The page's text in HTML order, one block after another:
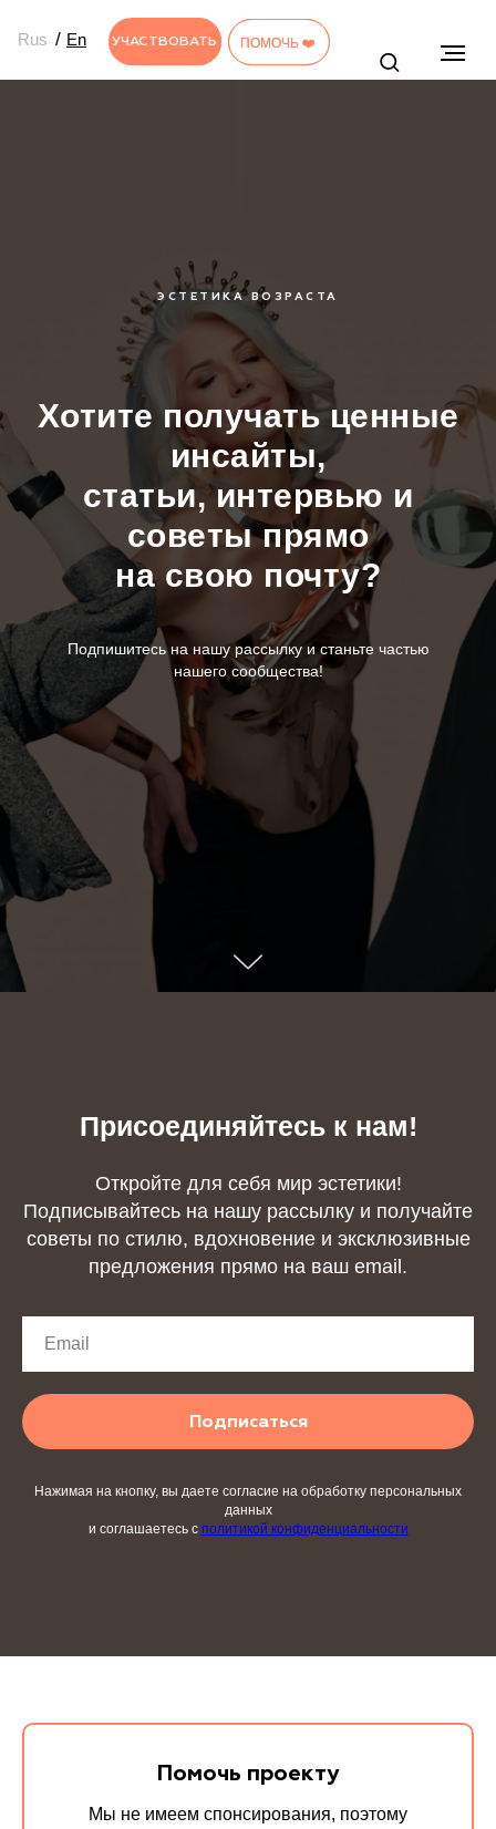
Rus En
/ ПОМОЧЬ ❤️
УЧАСТВОВАТЬ ПОМОЧЬ ❤️
УЧАСТВОВАТЬ
ЭСТЕТИКА ВОЗРАСТА
Хотите получать ценные
инсайты,
статьи, интервью и
советы прямо
на свою почту?
Подпишитесь на нашу рассылку и станьте частью
нашего сообщества!
Присоединяйтесь к нам!
Откройте для себя мир эстетики!
Подписывайтесь на нашу рассылку и получайте
советы по стилю, вдохновение и эксклюзивные
предложения прямо на ваш email.
Подписаться
Нажимая на кнопку, вы даете согласие на обработку персональных
данных
и соглашаетесь c политикой конфиденциальности
Помочь проекту
Мы не имеем спонсирования, поэтому